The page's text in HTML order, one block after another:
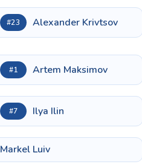
#23 Alexander Krivtsov
#1 Artem Maksimov
#7 Ilya Ilin
Markel Luiv